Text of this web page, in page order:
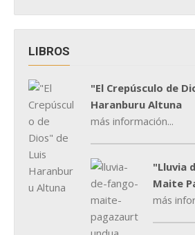
LIBROS
"El Crepúsculo de
Haranburu Altuna
más información...
"Lluvia
Maite
más